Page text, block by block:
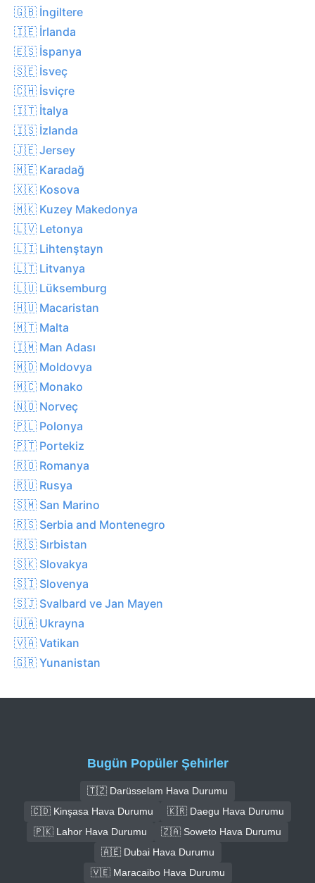
🇬🇧 İngiltere
🇮🇪 İrlanda
🇪🇸 İspanya
🇸🇪 İsveç
🇨🇭 İsviçre
🇮🇹 İtalya
🇮🇸 İzlanda
🇯🇪 Jersey
🇲🇪 Karadağ
🇽🇰 Kosova
🇲🇰 Kuzey Makedonya
🇱🇻 Letonya
🇱🇮 Lihtenştayn
🇱🇹 Litvanya
🇱🇺 Lüksemburg
🇭🇺 Macaristan
🇲🇹 Malta
🇮🇲 Man Adası
🇲🇩 Moldovya
🇲🇨 Monako
🇳🇴 Norveç
🇵🇱 Polonya
🇵🇹 Portekiz
🇷🇴 Romanya
🇷🇺 Rusya
🇸🇲 San Marino
🇷🇸 Serbia and Montenegro
🇷🇸 Sırbistan
🇸🇰 Slovakya
🇸🇮 Slovenya
🇸🇯 Svalbard ve Jan Mayen
🇺🇦 Ukrayna
🇻🇦 Vatikan
🇬🇷 Yunanistan
Bugün Popüler Şehirler
🇹🇿 Darüsselam Hava Durumu
🇨🇩 Kinşasa Hava Durumu
🇰🇷 Daegu Hava Durumu
🇵🇰 Lahor Hava Durumu
🇿🇦 Soweto Hava Durumu
🇦🇪 Dubai Hava Durumu
🇻🇪 Maracaibo Hava Durumu